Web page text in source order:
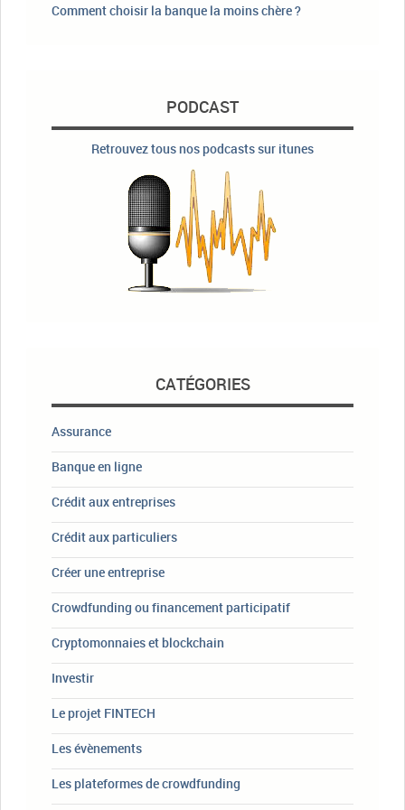
Comment choisir la banque la moins chère ?
PODCAST
Retrouvez tous nos podcasts sur itunes
CATÉGORIES
Assurance
Banque en ligne
Crédit aux entreprises
Crédit aux particuliers
Créer une entreprise
Crowdfunding ou financement participatif
Cryptomonnaies et blockchain
Investir
Le projet FINTECH
Les évènements
Les plateformes de crowdfunding